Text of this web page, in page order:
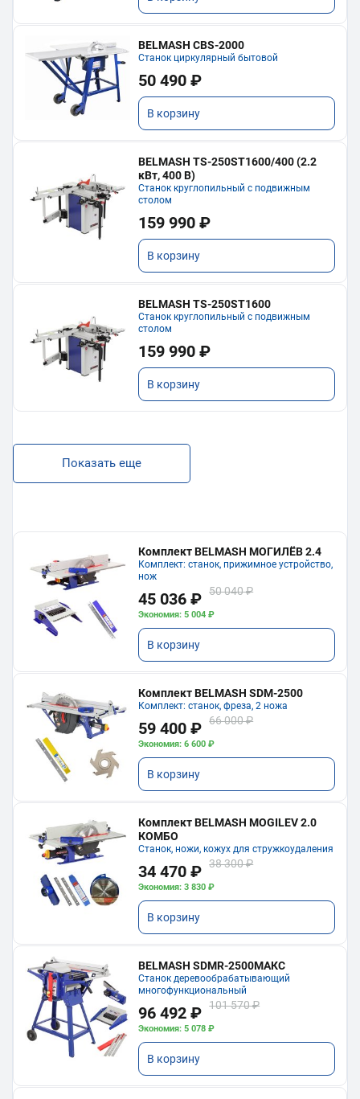
BELMASH CBS-2000
Станок циркулярный бытовой
50 490 ₽
В корзину
BELMASH TS-250ST1600/400 (2.2
кВт, 400 В)
Станок круглопильный с подвижным
столом
159 990 ₽
В корзину
BELMASH TS-250ST1600
Станок круглопильный с подвижным
столом
159 990 ₽
В корзину
Показать еще
Комплект BELMASH МОГИЛЁВ 2.4
Комплект: станок, прижимное устройство,
нож
45 036 ₽ 50 040 ₽
Экономия: 5 004 ₽
В корзину
Комплект BELMASH SDM-2500
Комплект: станок, фреза, 2 ножа
59 400 ₽ 66 000 ₽
Экономия: 6 600 ₽
В корзину
Комплект BELMASH MOGILEV 2.0
КОМБО
Станок, ножи, кожух для стружкоудаления
34 470 ₽ 38 300 ₽
Экономия: 3 830 ₽
В корзину
BELMASH SDMR-2500МАКС
Станок деревообрабатывающий
многофункциональный
96 492 ₽ 101 570 ₽
Экономия: 5 078 ₽
В корзину